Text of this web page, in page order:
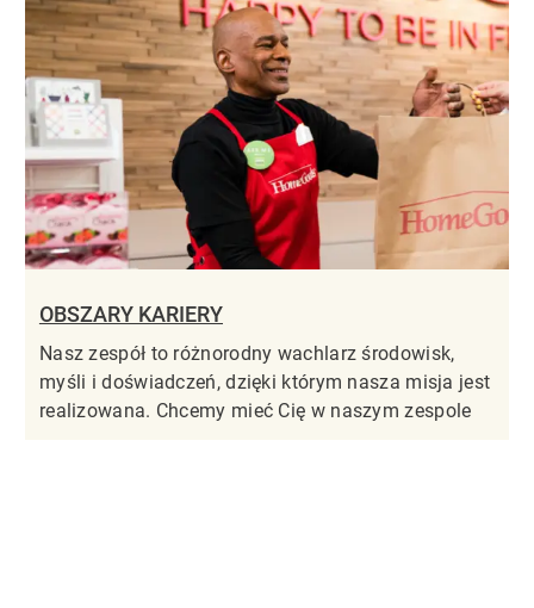
OBSZARY KARIERY
Nasz zespół to różnorodny wachlarz środowisk,
myśli i doświadczeń, dzięki którym nasza misja jest
realizowana. Chcemy mieć Cię w naszym zespole